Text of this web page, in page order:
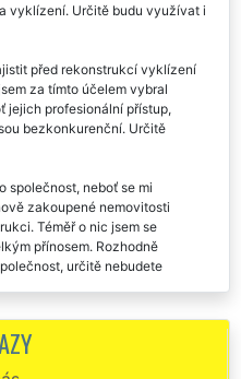
vyklízení. Určitě budu využívat i
před rekonstrukcí vyklízení
za tímto účelem vybral
jejich profesionální přístup,
bezkonkurenční. Určitě
společnost, neboť se mi
zakoupené nemovitosti
Téměř o nic jsem se
přínosem. Rozhodně
určitě nebudete
nám zajistila společnost
v Náchodě doporučujeme.